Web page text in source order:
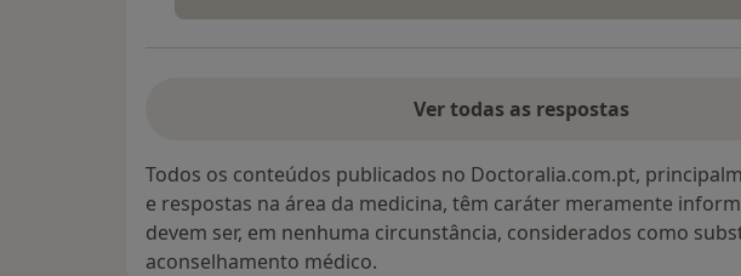
Ver todas as respostas
Todos os conteúdos publicados no Doctoralia.com.pt,
e respostas na área da medicina, têm caráter meramente
devem ser, em nenhuma circunstância, considerados como
aconselhamento médico.